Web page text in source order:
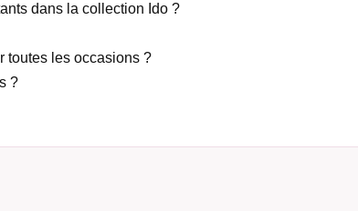
dans la collection Ido ?
toutes les occasions ?
?